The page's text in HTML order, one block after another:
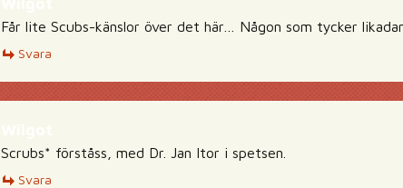
Får lite Scubs-känslor över det här… Någon som tycker
Svara
Scrubs* förståss, med Dr. Jan Itor i spetsen.
Svara